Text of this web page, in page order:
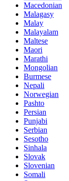
Macedonian
Malagasy
Malay
Malayalam
Maltese
Maori
Marathi
Mongolian
Burmese
Nepali
Norwegian
Pashto
Persian
Punjabi
Serbian
Sesotho
Sinhala
Slovak
Slovenian
Somali